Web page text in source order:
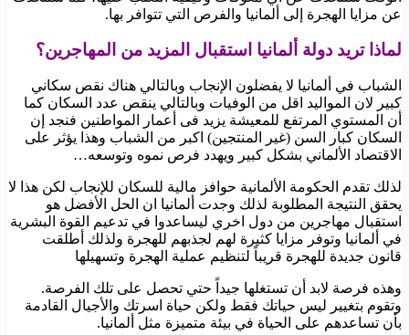
عن مزايا الهجرة إلى ألمانيا والفرص التي تتوافر بها.
لماذا تريد دولة ألمانيا استقبال المزيد من المهاجرين؟
الشباب في ألمانيا لا يفضلون الإنجاب وبالتالي هناك نقص سكاني
كبير لان المواليد اقل من الوفيات وبالتالي ينقص عدد السكان كما
أن المستوي المرتفع للمعيشة يزيد فى أعمار المواطنين فنجد إن
السكان كبار السن (غير المنتجين) اكبر من الشباب وهذا يؤثر على
الاقتصاد الألماني بشكل كبير ويهدد فرص نموه وتوسعه…
لذلك تقدم الحكومة الألمانية حوافز مالية للسكان للإنجاب لكن هذا لا
يحقق النتيجة المطلوبة لذلك وجدت ألمانيا ان الحل الأفضل هو
استقبال مهاجرين من دول اخري ليساعدوا في تدعيم القوة البشرية
في ألمانيا وتوفر مزايا كثيرة لهم لجذبهم للهجرة ولذلك أطلقت
قانون جديدة للهجرة قريباً لتنظيم عملية الهجرة وتسهيلها
وهذه فرصة لابد أن تستغلها جيداً حتي تحصل على تلك الفرصة.
وتقوم بتغيير ليس حياتك فقط ولكن حياة اسرتك والأجيال القادمة
بأن تساعدهم على الحياة في بيئة متميزة مثل ألمانيا.